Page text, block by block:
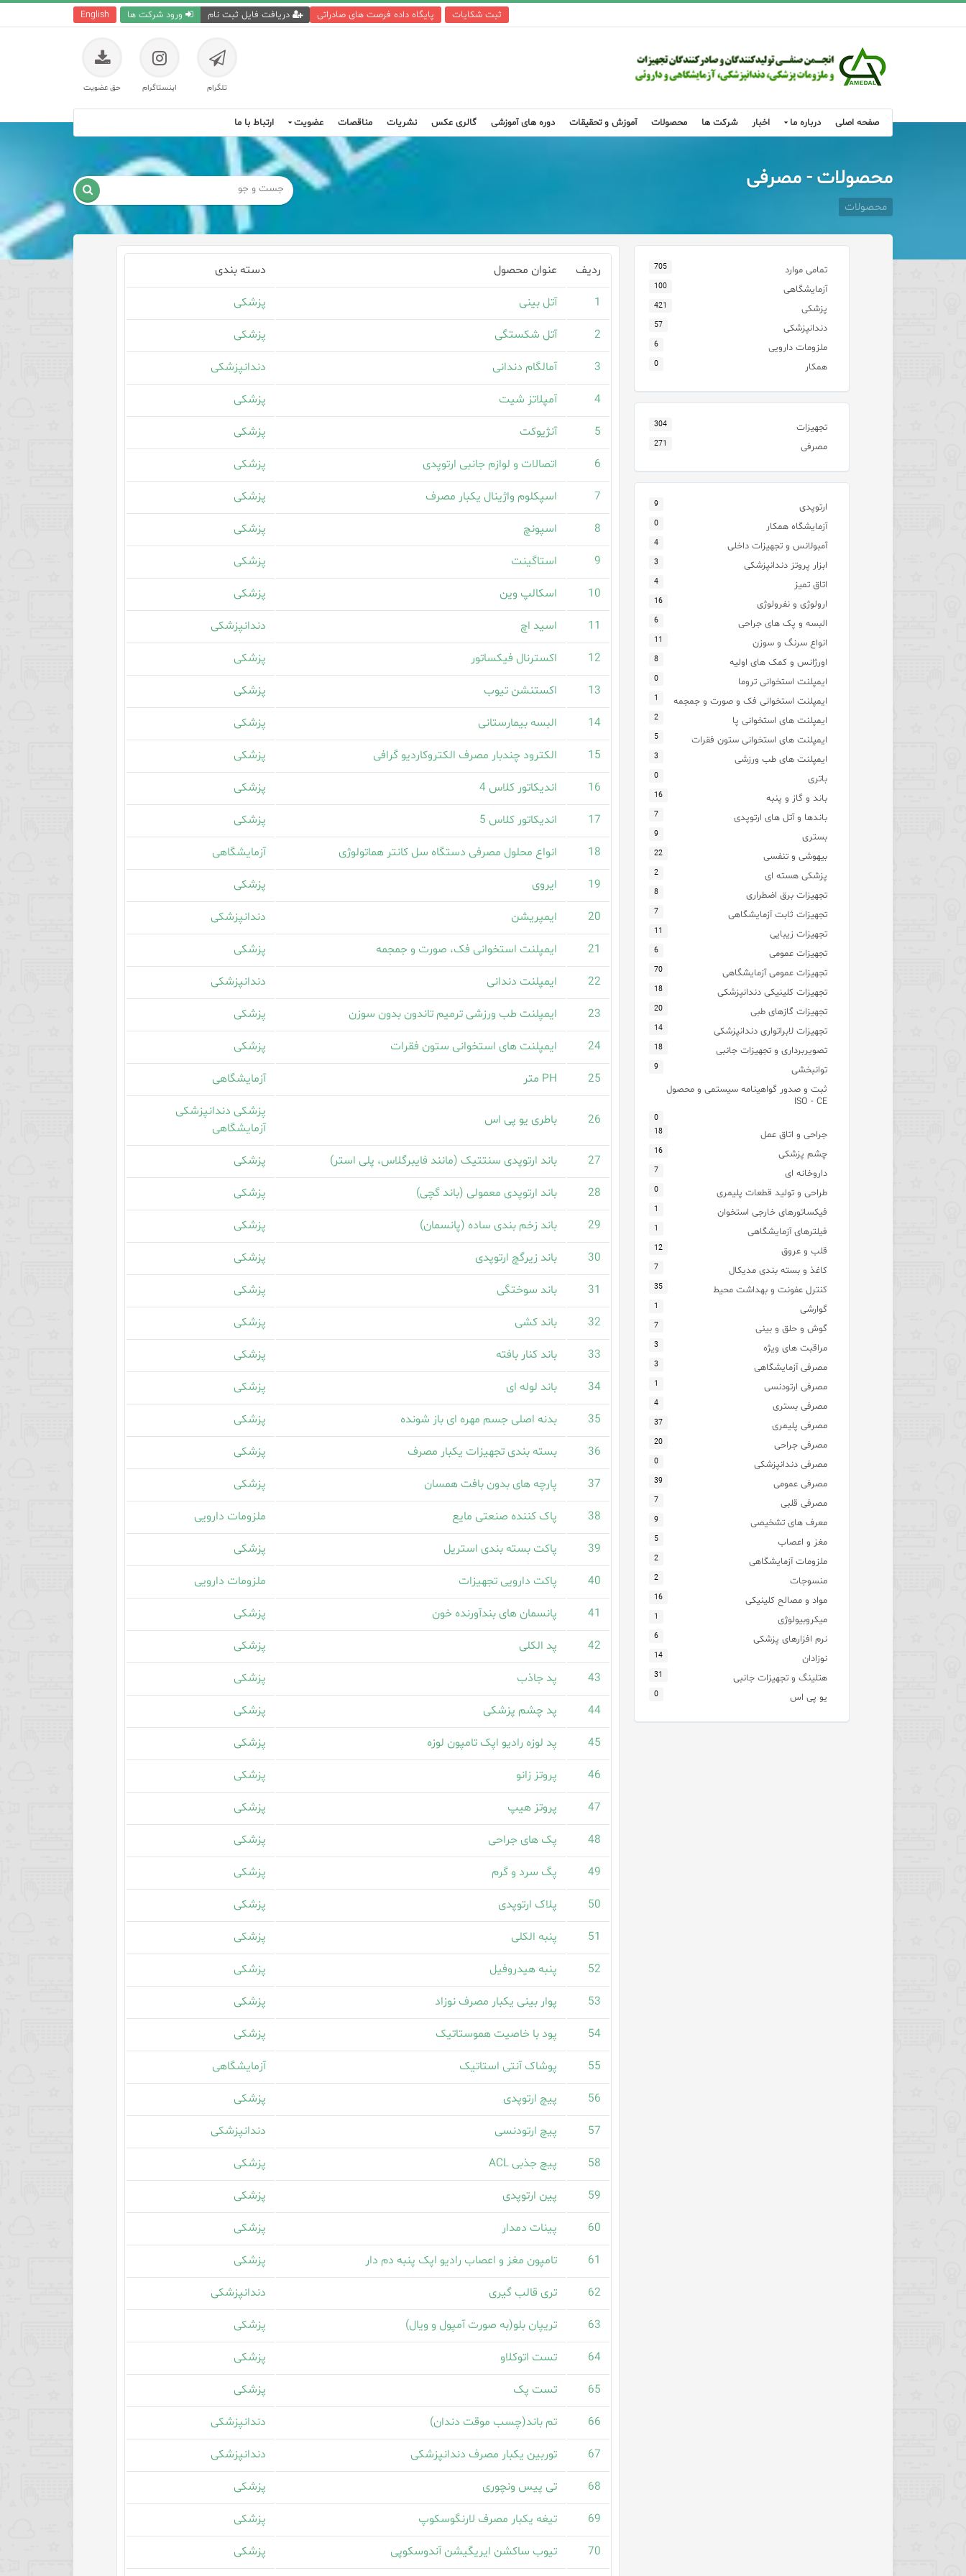
English ورود شرکت ها دریافت فایل ثبت نام پایگاه داده فرصت های صادراتی ثبت شکایات
تلگرام اینستاگرام حق عضویت
صفحه اصلی درباره ما اخبار شرکت ها محصولات آموزش و تحقیقات دوره های آموزشی گالری عکس نشریات مناقصات عضویت ارتباط با ما
محصولات - مصرفی
محصولات

ردیف عنوان محصول دسته بندی
1 آتل بینی پزشکی
2 آتل شکستگی پزشکی
3 آمالگام دندانی دندانپزشکی
4 آمپلاتز شیت پزشکی
5 آنژیوکت پزشکی
6 اتصالات و لوازم جانبی ارتوپدی پزشکی
7 اسپکلوم واژینال یکبار مصرف پزشکی
8 اسپونچ پزشکی
9 استاگینت پزشکی
10 اسکالپ وین پزشکی
11 اسید اچ دندانپزشکی
12 اکسترنال فیکساتور پزشکی
13 اکستنشن تیوب پزشکی
14 البسه بیمارستانی پزشکی
15 الکترود چندبار مصرف الکتروکاردیو گرافی پزشکی
16 اندیکاتور کلاس 4 پزشکی
17 اندیکاتور کلاس 5 پزشکی
18 انواع محلول مصرفی دستگاه سل کانتر هماتولوژی آزمایشگاهی
19 ایروی پزشکی
20 ایمپریشن دندانپزشکی
21 ایمپلنت استخوانی فک، صورت و جمجمه پزشکی
22 ایمپلنت دندانی دندانپزشکی
23 ایمپلنت طب ورزشی ترمیم تاندون بدون سوزن پزشکی
24 ایمپلنت های استخوانی ستون فقرات پزشکی
25 PH متر آزمایشگاهی
26 باطری یو پی اس
پزشکی دندانپزشکی
آزمایشگاهی
27 باند ارتوپدی سنتتیک (مانند فایبرگلاس، پلی استر) پزشکی
28 باند ارتوپدی معمولی (باند گچی) پزشکی
29 باند زخم بندی ساده (پانسمان) پزشکی
30 باند زیرگچ ارتوپدی پزشکی
31 باند سوختگی پزشکی
32 باند کشی پزشکی
33 باند کنار بافته پزشکی
34 باند لوله ای پزشکی
35 بدنه اصلی جسم مهره ای باز شونده پزشکی
36 بسته بندی تجهیزات یکبار مصرف پزشکی
37 پارچه های بدون بافت همسان پزشکی
38 پاک کننده صنعتی مایع ملزومات دارویی
39 پاکت بسته بندی استریل پزشکی
40 پاکت دارویی تجهیزات ملزومات دارویی
41 پانسمان های بندآورنده خون پزشکی
42 پد الکلی پزشکی
43 پد جاذب پزشکی
44 پد چشم پزشکی پزشکی
45 پد لوزه رادیو اپک تامپون لوزه پزشکی
46 پروتز زانو پزشکی
47 پروتز هیپ پزشکی
48 پک های جراحی پزشکی
49 پگ سرد و گرم پزشکی
50 پلاک ارتوپدی پزشکی
51 پنبه الکلی پزشکی
52 پنبه هیدروفیل پزشکی
53 پوار بینی یکبار مصرف نوزاد پزشکی
54 پود با خاصیت هموستاتیک پزشکی
55 پوشاک آنتی استاتیک آزمایشگاهی
56 پیچ ارتوپدی پزشکی
57 پیچ ارتودنسی دندانپزشکی
58 پیچ جذبی ACL پزشکی
59 پین ارتوپدی پزشکی
60 پینات دمدار پزشکی
61 تامپون مغز و اعصاب رادیو اپک پنبه دم دار پزشکی
62 تری قالب گیری دندانپزشکی
63 تریپان بلو(به صورت آمپول و ویال) پزشکی
64 تست اتوکلاو پزشکی
65 تست پک پزشکی
66 تم باند(چسب موقت دندان) دندانپزشکی
67 توربین یکبار مصرف دندانپزشکی دندانپزشکی
68 تی پیس ونچوری پزشکی
69 تیغه یکبار مصرف لارنگوسکوپ پزشکی
70 تیوب ساکشن ایریگیشن آندوسکوپی پزشکی
تمامی موارد 705
آزمایشگاهی 100
پزشکی 421
دندانپزشکی 57
ملزومات دارویی 6
همکار 0
تجهیزات 304
مصرفی 271
ارتوپدی 9
آزمایشگاه همکار 0
آمبولانس و تجهیزات داخلی 4
ابزار پروتز دندانپزشکی 3
اتاق تمیز 4
ارولوژی و نفرولوژی 16
البسه و پک های جراحی 6
انواع سرنگ و سوزن 11
اورژانس و کمک های اولیه 8
ایمپلنت استخوانی تروما 0
ایمپلنت استخوانی فک و صورت و جمجمه 1
ایمپلنت های استخوانی پا 2
ایمپلنت های استخوانی ستون فقرات 5
ایمپلنت های طب ورزشی 3
باتری 0
باند و گاز و پنبه 16
باندها و آتل های ارتوپدی 7
بستری 9
بیهوشی و تنفسی 22
پزشکی هسته ای 2
تجهیزات برق اضطراری 8
تجهیزات ثابت آزمایشگاهی 7
تجهیزات زیبایی 11
تجهیزات عمومی 6
تجهیزات عمومی آزمایشگاهی 70
تجهیزات کلینیکی دندانپزشکی 18
تجهیزات گازهای طبی 20
تجهیزات لابراتواری دندانپزشکی 14
تصویربرداری و تجهیزات جانبی 18
توانبخشی 9
ثبت و صدور گواهینامه سیستمی و محصول
ISO - CE
0
جراحی و اتاق عمل 18
چشم پزشکی 16
داروخانه ای 7
طراحی و تولید قطعات پلیمری 0
فیکساتورهای خارجی استخوان 1
فیلترهای آزمایشگاهی 1
قلب و عروق 12
کاغذ و بسته بندی مدیکال 7
کنترل عفونت و بهداشت محیط 35
گوارشی 1
گوش و حلق و بینی 7
مراقبت های ویژه 3
مصرفی آزمایشگاهی 3
مصرفی ارتودنسی 1
مصرفی بستری 4
مصرفی پلیمری 37
مصرفی جراحی 20
مصرفی دندانپزشکی 0
مصرفی عمومی 39
مصرفی قلبی 7
معرف های تشخیصی 9
مغز و اعصاب 5
ملزومات آزمایشگاهی 2
منسوجات 2
مواد و مصالح کلینیکی 16
میکروبیولوژی 1
نرم افزارهای پزشکی 6
نوزادان 14
هتلینگ و تجهیزات جانبی 31
یو پی اس 0